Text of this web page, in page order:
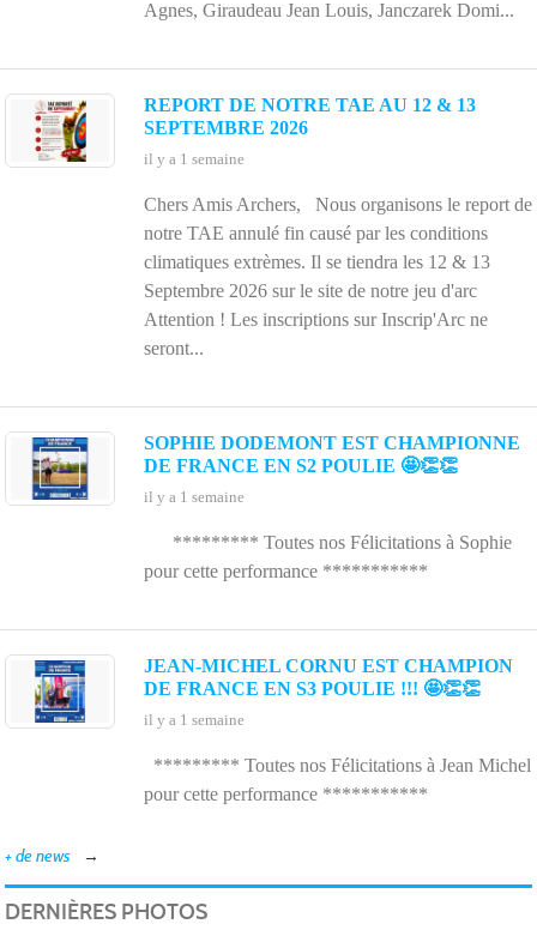
de
Agnes, Giraudeau Jean Louis, Janczarek Domi...
REPORT DE NOTRE TAE AU 12 & 13
SEPTEMBRE 2026
il y a 1 semaine
Chers Amis Archers, Nous organisons le report de
notre TAE annulé fin causé par les conditions
climatiques extrèmes. Il se tiendra les 12 & 13
Septembre 2026 sur le site de notre jeu d'arc
Attention ! Les inscriptions sur Inscrip'Arc ne
seront...
SOPHIE DODEMONT EST CHAMPIONNE
DE FRANCE EN S2 POULIE 🤩👏👏
il y a 1 semaine
********* Toutes nos Félicitations à Sophie
pour cette performance ***********
JEAN-MICHEL CORNU EST CHAMPION
DE FRANCE EN S3 POULIE !!! 🤩👏👏
il y a 1 semaine
********* Toutes nos Félicitations à Jean Michel
pour cette performance ***********
+ de news
DERNIÈRES PHOTOS